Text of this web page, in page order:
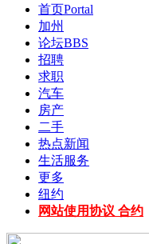
首页Portal
加州
论坛BBS
招聘
求职
汽车
房产
二手
热点新闻
生活服务
更多
纽约
网站使用协议 合约